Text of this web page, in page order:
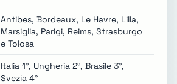
Antibes, Bordeaux, Le Havre, Lilla,
Marsiglia, Parigi, Reims, Strasburgo
e Tolosa
Italia 1°, Ungheria 2°, Brasile 3°,
Svezia 4°